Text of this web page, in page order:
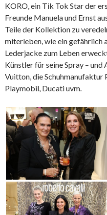
KORO, ein Tik Tok Star der
Freunde Manuela und Ernst
Teile der Kollektion zu
miterleben, wie ein gefährlich
Lederjacke zum Leben
Künstler für seine Spray –
Vuitton, die Schuhmanufaktur
Playmobil, Ducati uvm.